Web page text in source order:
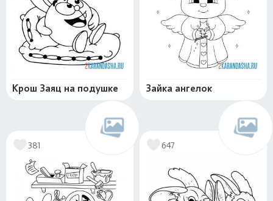
Крош Заяц на подушке Зайка ангелок
381 647